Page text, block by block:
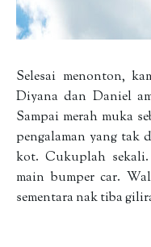
Selesai menonton,
Diyana dan Daniel
Sampai merah muka
pengalaman yang
kot. Cukuplah
main bumper car.
sementara nak tiba